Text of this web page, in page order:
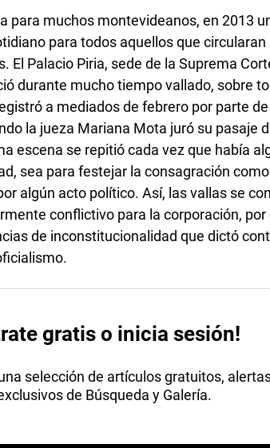
para muchos montevideanos, en 2013
para todos aquellos que circularan
El Palacio Piria, sede de la Suprema
durante mucho tiempo vallado, sobre
a mediados de febrero por parte
la jueza Mariana Mota juró su pasaje
escena se repitió cada vez que había
sea para festejar la consagración
algún acto político. Así, las vallas se
conflictivo para la corporación,
de inconstitucionalidad que dictó
gratis o inicia sesión!
selección de artículos gratuitos,
de Búsqueda y Galería.